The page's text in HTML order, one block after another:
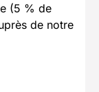
(5 % de
de notre